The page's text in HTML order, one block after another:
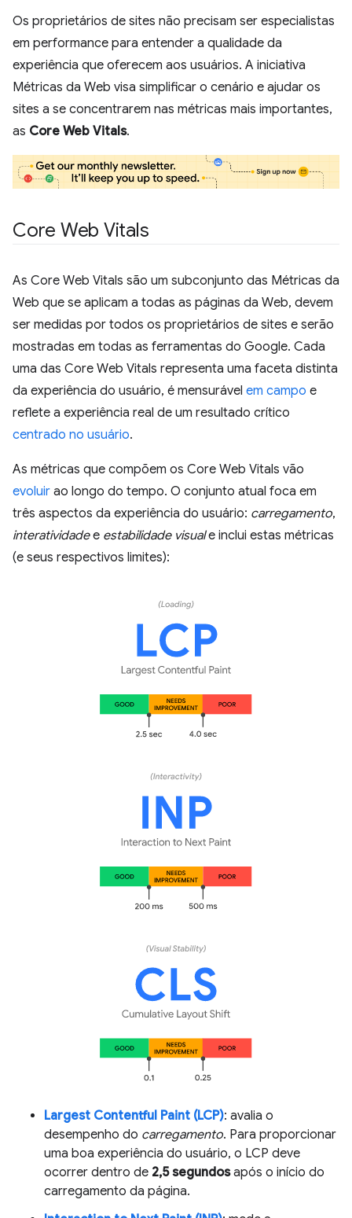
Os proprietários de sites não precisam ser especialistas
em performance para entender a qualidade da
experiência que oferecem aos usuários. A iniciativa
Métricas da Web visa simplificar o cenário e ajudar os
sites a se concentrarem nas métricas mais importantes,
as Core Web Vitals.
Core Web Vitals
As Core Web Vitals são um subconjunto das Métricas da
Web que se aplicam a todas as páginas da Web, devem
ser medidas por todos os proprietários de sites e serão
mostradas em todas as ferramentas do Google. Cada
uma das Core Web Vitals representa uma faceta distinta
da experiência do usuário, é mensurável em campo e
reflete a experiência real de um resultado crítico
centrado no usuário.
As métricas que compõem os Core Web Vitals vão
evoluir ao longo do tempo. O conjunto atual foca em
três aspectos da experiência do usuário: carregamento,
interatividadee estabilidade visuale inclui estas métricas
(e seus respectivos limites):
Largest Contentful Paint (LCP): avalia o
desempenho do carregamento. Para proporcionar
uma boa experiência do usuário, o LCP deve
ocorrer dentro de 2,5 segundosapós o início do
carregamento da página.